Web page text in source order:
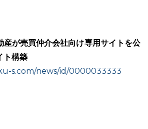
いて プラン紹介･制作の流れ
産が売買仲介会社向け専用サイトを公
ト構築
s.com/news/id/0000033333